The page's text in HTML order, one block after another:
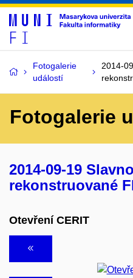
Fotogalerie
událostí
2014-
Fotogalerie
2014-09-19
rekonstruované
Otevření CERIT